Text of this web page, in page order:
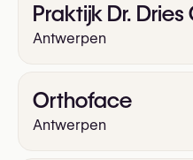
Praktijk Dr.
Antwerpen
Orthoface
Antwerpen